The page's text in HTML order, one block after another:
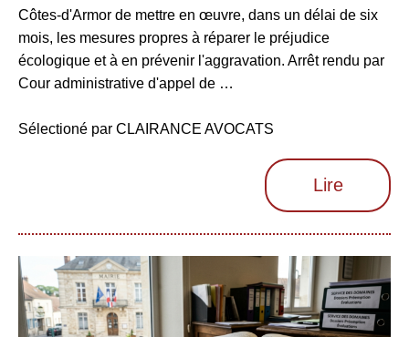
Côtes-d'Armor de mettre en œuvre, dans un délai de six
mois, les mesures propres à réparer le préjudice
écologique et à en prévenir l'aggravation. Arrêt rendu par
Cour administrative d'appel de …
Sélectioné par CLAIRANCE AVOCATS
Lire